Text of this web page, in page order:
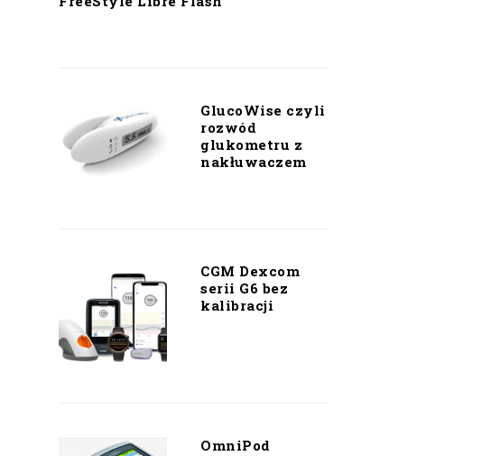
GlucoWise czyli
rozwód
glukometru z
nakłuwaczem
CGM Dexcom
serii G6 bez
kalibracji
OmniPod